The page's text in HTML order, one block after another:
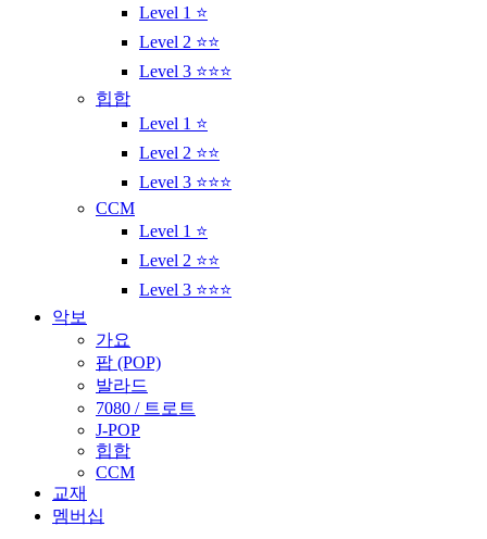
Level 1 ⭐
Level 2 ⭐⭐
Level 3 ⭐⭐⭐
힙합
Level 1 ⭐
Level 2 ⭐⭐
Level 3 ⭐⭐⭐
CCM
Level 1 ⭐
Level 2 ⭐⭐
Level 3 ⭐⭐⭐
악보
가요
팝 (POP)
발라드
7080 / 트로트
J-POP
힙합
CCM
교재
멤버십